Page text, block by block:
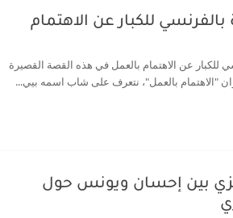
للكبار عن الاهتمام
للكبار عن الاهتمام بالعمل في هذه القصة القصيرة
"الاهتمام بالعمل"، نتعرف على شاب اسمه بيي...
بين إحسان ويونس حول